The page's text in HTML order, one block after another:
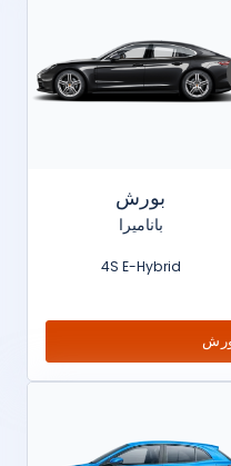
بورش
باناميرا
4S E-Hybrid